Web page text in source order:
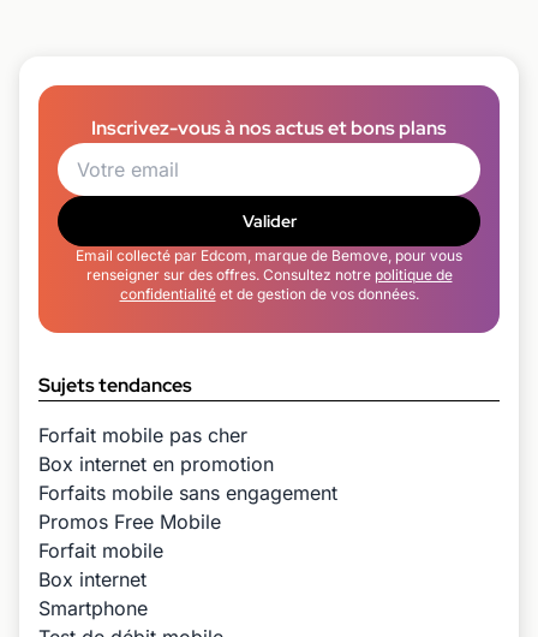
Inscrivez-vous à nos actus et bons plans
Valider
Email collecté par Edcom, marque de Bemove, pour vous
renseigner sur des offres. Consultez notre politique de
confidentialitéet de gestion de vos données.
Sujets tendances
Forfait mobile pas cher
Box internet en promotion
Forfaits mobile sans engagement
Promos Free Mobile
Forfait mobile
Box internet
Smartphone